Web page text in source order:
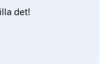
det!